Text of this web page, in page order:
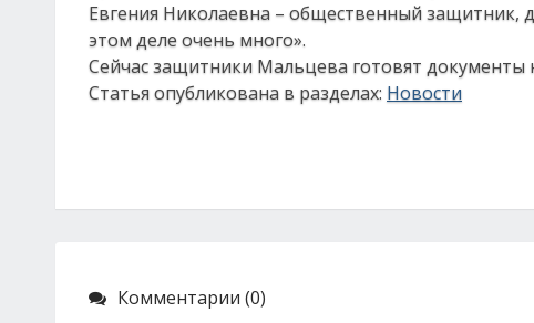
Евгения Николаевна – общественный защитник,
этом деле очень много».
Сейчас защитники Мальцева готовят документы
Статья опубликована в разделах: Новости
Комментарии (0)